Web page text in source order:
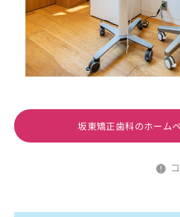
坂東矯正歯科のホーム